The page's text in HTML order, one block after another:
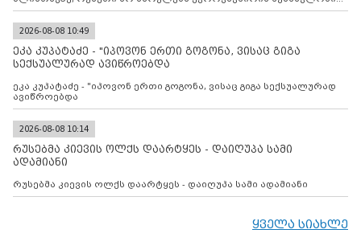
დადებულ 2008 წლის 12 აგვისტოს ცეცხლის შეწყვეტის
კონტროლს ოკუპირებულ რეგიონებში, აგრძელებს მათი
მილიტარიზაციის პროცესს და აქტიურად დგამს ნაბიჯებს მათი
ფაქტობრივი ანექსიისკენ
2026-08-08 10:49
ეკა კუპატაძე - "იპოვონ ერთი გოგონა, ვისაც გიგა
სექსუალურად ავიწროებდა
ეკა კუპატაძე - "იპოვონ ერთი გოგონა, ვისაც გიგა სექსუალურად
ავიწროებდა
2026-08-08 10:14
რუსებმა კიევის ოლქს დაარტყეს - დაიღუპა სამი
ადამიანი
რუსებმა კიევის ოლქს დაარტყეს - დაიღუპა სამი ადამიანი
ყველა სიახლე